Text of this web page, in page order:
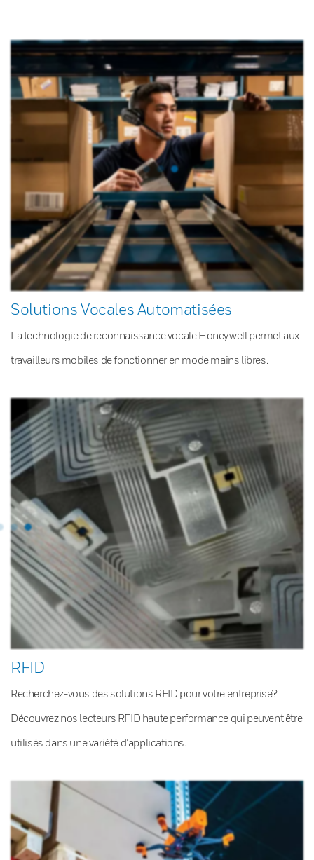
Solutions Vocales Automatisées
La technologie de reconnaissance vocale Honeywell permet aux
travailleurs mobiles de fonctionner en mode mains libres.
RFID
Recherchez-vous des solutions RFID pour votre entreprise?
Découvrez nos lecteurs RFID haute performance qui peuvent être
utilisés dans une variété d’applications.